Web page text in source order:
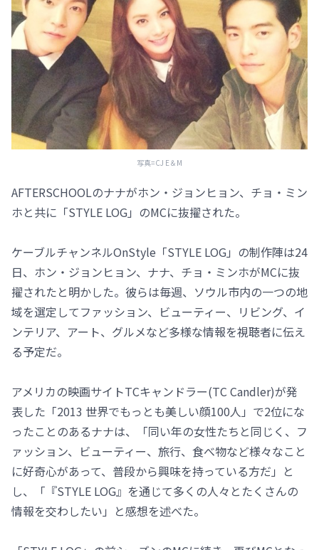
写真=CJ E＆M
AFTERSCHOOLのナナがホン・ジョンヒョン、チョ・ミン
ホと共に「STYLE LOG」のMCに抜擢された。
ケーブルチャンネルOnStyle「STYLE LOG」の制作陣は24
日、ホン・ジョンヒョン、ナナ、チョ・ミンホがMCに抜
擢されたと明かした。彼らは毎週、ソウル市内の一つの地
域を選定してファッション、ビューティー、リビング、イ
ンテリア、アート、グルメなど多様な情報を視聴者に伝え
る予定だ。
アメリカの映画サイトTCキャンドラー(TC Candler)が発
表した「2013 世界でもっとも美しい顔100人」で2位にな
ったことのあるナナは、「同い年の女性たちと同じく、フ
ァッション、ビューティー、旅行、食べ物など様々なこと
に好奇心があって、普段から興味を持っている方だ」と
し、「『STYLE LOG』を通じて多くの人々とたくさんの
情報を交わしたい」と感想を述べた。